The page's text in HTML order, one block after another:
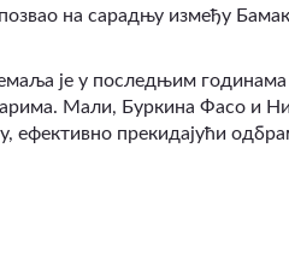
на сарадњу између
је у последњим
Мали, Буркина Фасо и
ефективно прекидајући